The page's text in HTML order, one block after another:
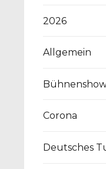
2026
Allgemein
Corona
Deutsches